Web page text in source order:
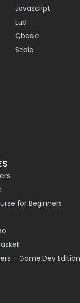
Javascript
Lua
Qbasic
Scala
for Beginners
– Game Dev Edition